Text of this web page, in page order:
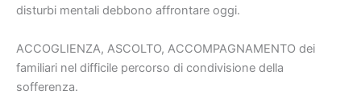
disturbi mentali debbono affrontare oggi.
ACCOGLIENZA, ASCOLTO, ACCOMPAGNAMENTO dei
familiari nel difficile percorso di condivisione della
sofferenza.